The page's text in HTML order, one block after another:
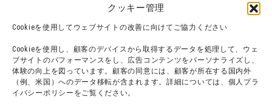
クッキー管理
Cookieを使用してウェブサイトの改善に向けてご協力ください
Cookieを使用し、顧客のデバイスから取得するデータを処理して、ウェ
ブサイトのパフォーマンスをし、広告コンテンツをパーソナライズし、
体験の向上を図っています。顧客の同意には、顧客が所在する国内外
（例、米国）へのデータ移転が含まれます。詳細については、個人プラ
イバシーポリシーをご覧ください。
団体利用について メディア掲載実績